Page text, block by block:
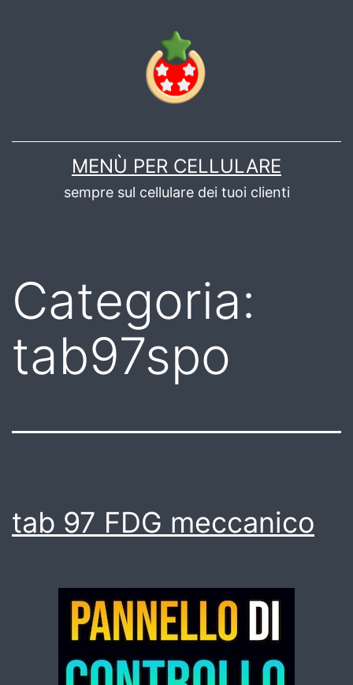
MENÙ PER CELLULARE
sempre sul cellulare dei tuoi clienti
Categoria:
tab97spo
tab 97 FDG meccanico